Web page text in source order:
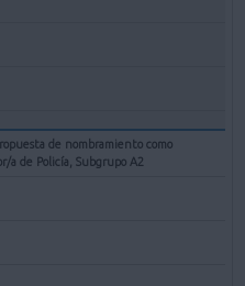
de nombramiento como
a de Policía, Subgrupo A2